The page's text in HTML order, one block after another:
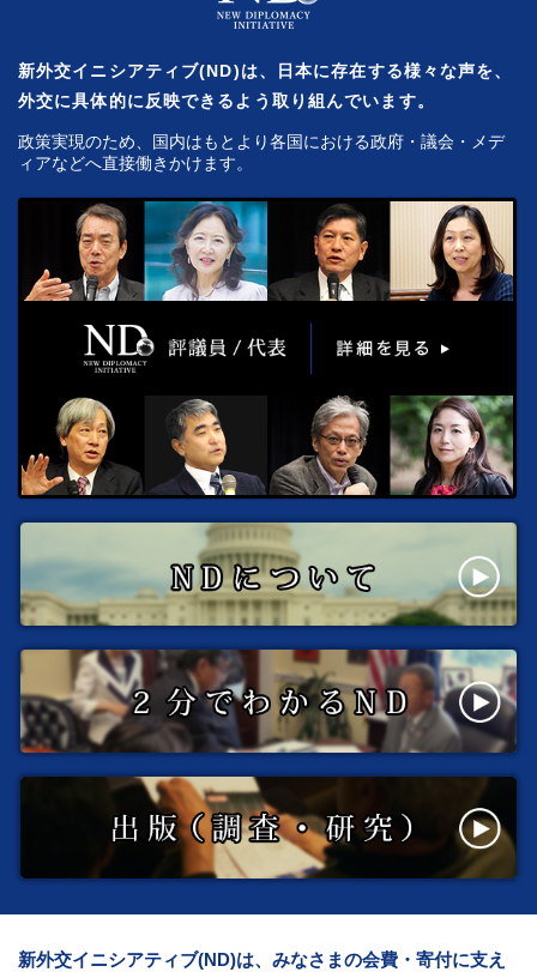
新外交イニシアティブ(ND)は、日本に存在する様々な声を、
外交に具体的に反映できるよう取り組んでいます。
政策実現のため、国内はもとより各国における政府・議会・メデ
ィアなどへ直接働きかけます。
新外交イニシアティブ(ND)は、みなさまの会費・寄付に支え